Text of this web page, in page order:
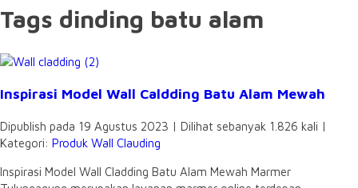
Tags dinding batu alam
Inspirasi Model Wall Caldding Batu Alam Mewah
Dipublish pada 19 Agustus 2023 | Dilihat sebanyak 1.826 kali |
Kategori: Produk Wall Clauding
Inspirasi Model Wall Cladding Batu Alam Mewah Marmer